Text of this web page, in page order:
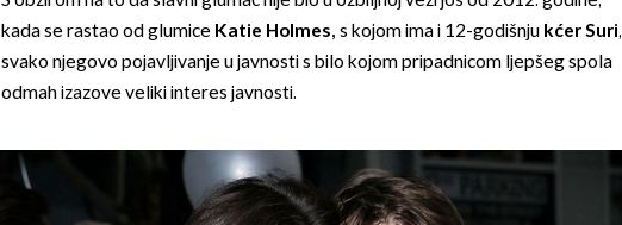
kada se rastao od glumice Katie Holmes, s kojom ima i 12-godišnju kćer Suri,
svako njegovo pojavljivanje u javnosti s bilo kojom pripadnicom ljepšeg spola
odmah izazove veliki interes javnosti.